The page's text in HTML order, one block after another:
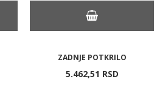
ZADNJE POTKRILO
5.462,51 RSD